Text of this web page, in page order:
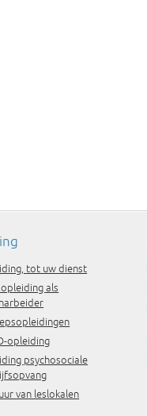
tot uw dienst
als
opleiding
psychosociale
van leslokalen